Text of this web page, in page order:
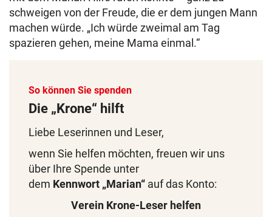
schweigen von der Freude, die er dem jungen Mann
machen würde. „Ich würde zweimal am Tag
spazieren gehen, meine Mama einmal.“
So können Sie spenden
Die „Krone“ hilft
Liebe Leserinnen und Leser,
wenn Sie helfen möchten, freuen wir uns
über Ihre Spende unter
dem Kennwort „Marian“ auf das Konto:
Verein Krone-Leser helfen